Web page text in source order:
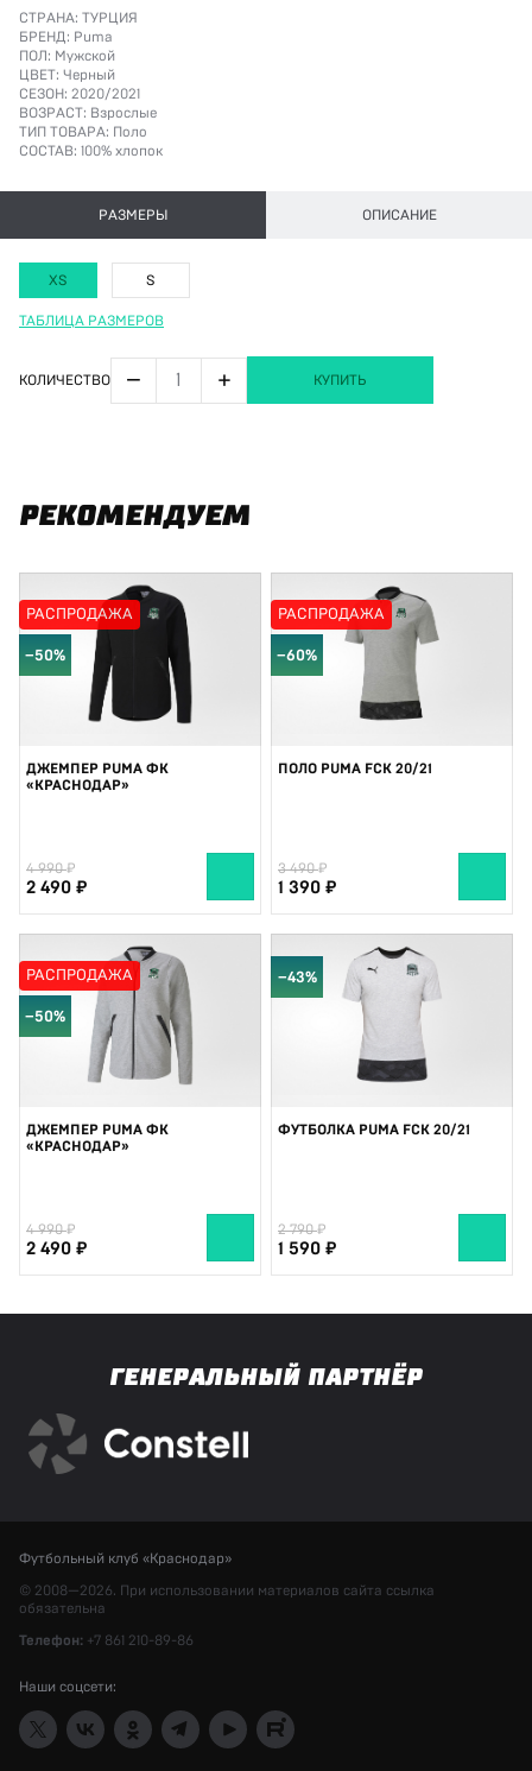
СТРАНА: ТУРЦИЯ
БРЕНД: Puma
ПОЛ: Мужской
ЦВЕТ: Черный
СЕЗОН: 2020/2021
ВОЗРАСТ: Взрослые
ТИП ТОВАРА: Поло
СОСТАВ: 100% хлопок
РАЗМЕРЫ ОПИСАНИЕ
XS S
ТАБЛИЦА РАЗМЕРОВ
КОЛИЧЕСТВО − + КУПИТЬ
РЕКОМЕНДУЕМ
РАСПРОДАЖА
−50%
ДЖЕМПЕР PUMA ФК
«КРАСНОДАР»
4 990
2 490
РАСПРОДАЖА
−60%
ПОЛО PUMA FCK 20/21
3 490
1 390
РАСПРОДАЖА
−50%
ДЖЕМПЕР PUMA ФК
«КРАСНОДАР»
4 990
2 490
−43%
ФУТБОЛКА PUMA FCK 20/21
2 790
1 590
ГЕНЕРАЛЬНЫЙ ПАРТНЁР
Футбольный клуб «Краснодар»
© 2008—2026. При использовании материалов сайта ссылка
обязательна
Телефон: +7 861 210-89-86
Наши соцсети: